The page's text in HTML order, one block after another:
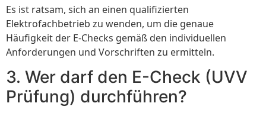
Es ist ratsam, sich an einen qualifizierten
Elektrofachbetrieb zu wenden, um die genaue
Häufigkeit der E-Checks gemäß den individuellen
Anforderungen und Vorschriften zu ermitteln.
3. Wer darf den E-Check (UVV
Prüfung) durchführen?